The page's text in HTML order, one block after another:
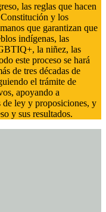
las reglas que hacen
y los
que garantizan que
indígenas, las
la niñez, las
este proceso se hará
de tres décadas de
el trámite de
apoyando a
de ley y proposiciones, y
y sus resultados.